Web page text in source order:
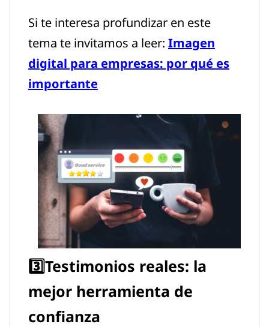
Si te interesa profundizar en este
tema te invitamos a leer: Imagen
digital para empresas: por qué es
importante
3️⃣Testimonios reales: la
mejor herramienta de
confianza